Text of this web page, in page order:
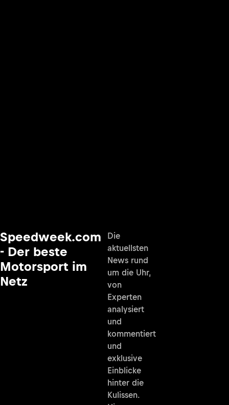
Speedweek.com
- Der beste
Motorsport im
Netz
Die
aktuellsten
News rund
um die Uhr,
von
Experten
analysiert
und
kommentiert
und
exklusive
Einblicke
hinter die
Kulissen.